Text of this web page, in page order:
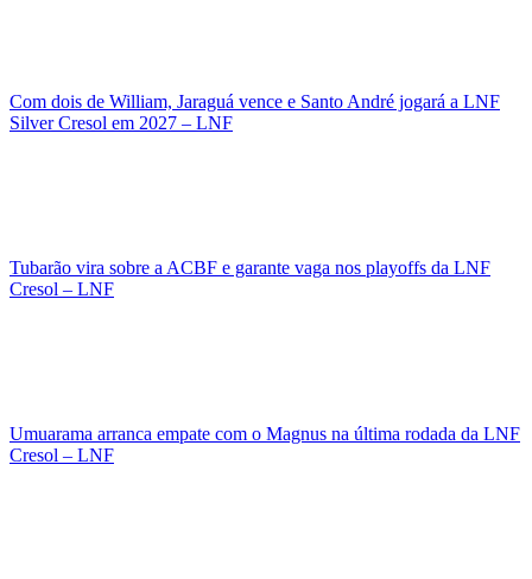
Com dois de William, Jaraguá vence e Santo André jogará a LNF
Silver Cresol em 2027 – LNF
Tubarão vira sobre a ACBF e garante vaga nos playoffs da LNF
Cresol – LNF
Umuarama arranca empate com o Magnus na última rodada da LNF
Cresol – LNF